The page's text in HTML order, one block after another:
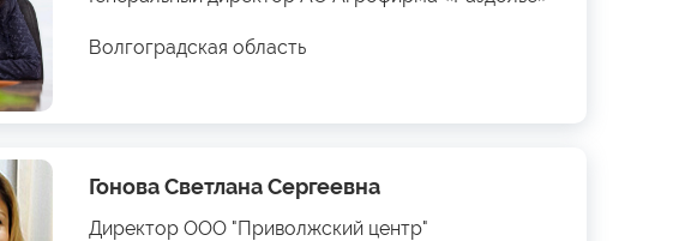
Волгоградская область
Гонова Светлана Сергеевна
Директор ООО "Приволжский центр"